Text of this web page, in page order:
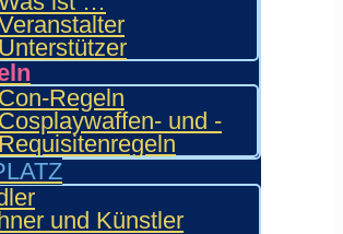
Unterstützer
Con-Regeln
Cosplaywaffen- und -
Requisitenregeln
und Künstler